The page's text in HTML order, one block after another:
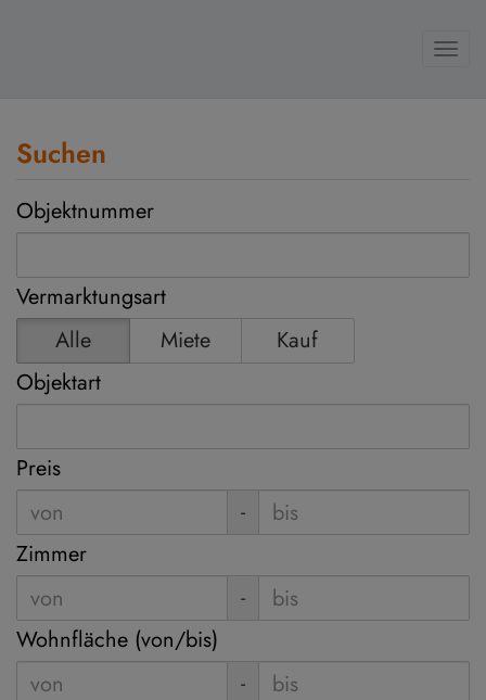
Suchen
Objektnummer
Vermarktungsart
Alle
Miete
Kauf
Objektart
Preis
-
Zimmer
-
Wohnfläche (von/bis)
-